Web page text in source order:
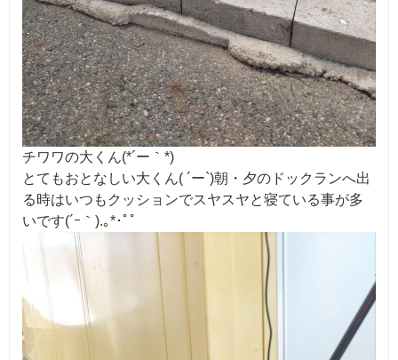
チワワの大くん(*´ー｀*)
とてもおとなしい大くん( ´ー`)朝・夕のドックランへ出
る時はいつもクッションでスヤスヤと寝ている事が多
いです(´ｰ｀).｡*･ﾟﾟ